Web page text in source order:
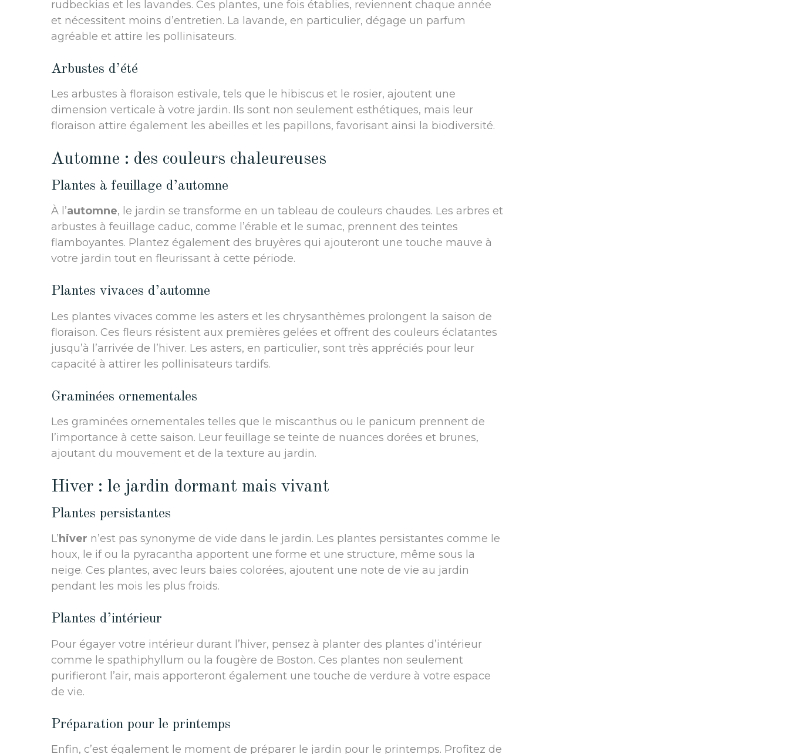
rudbeckias et les lavandes. Ces plantes, une fois établies, reviennent chaque année
et nécessitent moins d’entretien. La lavande, en particulier, dégage un parfum
agréable et attire les pollinisateurs.
Arbustes d’été
Les arbustes à floraison estivale, tels que le hibiscus et le rosier, ajoutent une
dimension verticale à votre jardin. Ils sont non seulement esthétiques, mais leur
floraison attire également les abeilles et les papillons, favorisant ainsi la biodiversité.
Automne : des couleurs chaleureuses
Plantes à feuillage d’automne
À l’automne, le jardin se transforme en un tableau de couleurs chaudes. Les arbres et
arbustes à feuillage caduc, comme l’érable et le sumac, prennent des teintes
flamboyantes. Plantez également des bruyères qui ajouteront une touche mauve à
votre jardin tout en fleurissant à cette période.
Plantes vivaces d’automne
Les plantes vivaces comme les asters et les chrysanthèmes prolongent la saison de
floraison. Ces fleurs résistent aux premières gelées et offrent des couleurs éclatantes
jusqu’à l’arrivée de l’hiver. Les asters, en particulier, sont très appréciés pour leur
capacité à attirer les pollinisateurs tardifs.
Graminées ornementales
Les graminées ornementales telles que le miscanthus ou le panicum prennent de
l’importance à cette saison. Leur feuillage se teinte de nuances dorées et brunes,
ajoutant du mouvement et de la texture au jardin.
Hiver : le jardin dormant mais vivant
Plantes persistantes
L’ hiver n’est pas synonyme de vide dans le jardin. Les plantes persistantes comme le
houx, le if ou la pyracantha apportent une forme et une structure, même sous la
neige. Ces plantes, avec leurs baies colorées, ajoutent une note de vie au jardin
pendant les mois les plus froids.
Plantes d’intérieur
Pour égayer votre intérieur durant l’hiver, pensez à planter des plantes d’intérieur
comme le spathiphyllum ou la fougère de Boston. Ces plantes non seulement
purifieront l’air, mais apporteront également une touche de verdure à votre espace
de vie.
Préparation pour le printemps
Enfin, c’est également le moment de préparer le jardin pour le printemps. Profitez de